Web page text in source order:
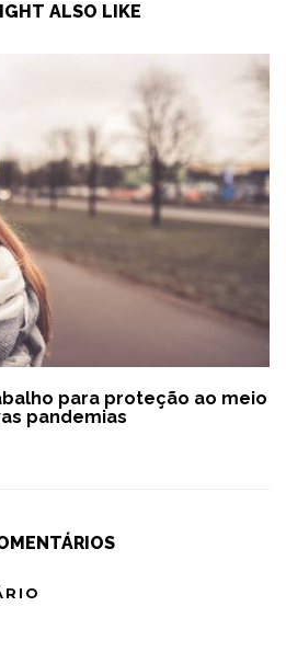
ALSO LIKE
para proteção ao meio
pandemias